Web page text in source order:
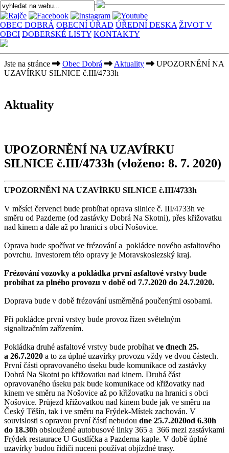
OBEC DOBRÁ OBECNÍ ÚŘAD ÚŘEDNÍ DESKA ŽIVOT V
OBCI DOBERSKÉ LISTY KONTAKTY
Jste na stránce Obec Dobrá Aktuality
UPOZORNĚNÍ NA
UZAVÍRKU SILNICE č.III/4733h
Aktuality
UPOZORNĚNÍ NA UZAVÍRKU
SILNICE č.III/4733h (vloženo: 8. 7. 2020)
UPOZORNĚNÍ NA UZAVÍRKU SILNICE č.III/4733h
V měsíci červenci bude probíhat oprava silnice č. III/4733h ve
směru od Pazderne (od zastávky Dobrá Na Skotni), přes křižovatku
nad kinem a dále až po hranici s obcí Nošovice.
Oprava bude spočívat ve frézování a pokládce nového asfaltového
povrchu. Investorem této opravy je Moravskoslezský kraj.
Frézování vozovky a pokládka první asfaltové vrstvy bude
probíhat za plného provozu v době od 7.7.2020 do 24.7.2020.
Doprava bude v době frézování usměrněná poučenými osobami.
Při pokládce první vrstvy bude provoz řízen světelným
signalizačním zařízením.
Pokládka druhé asfaltové vrstvy bude probíhat ve dnech 25.
a 26.7.2020 a to za úplné uzavírky provozu vždy ve dvou částech.
První části opravovaného úseku bude komunikace od zastávky
Dobrá Na Skotni po křižovatku nad kinem. Druhá část
opravovaného úseku pak bude komunikace od křižovatky nad
kinem ve směru na Nošovice až po křižovatku na hranici s obci
Nošovice. Průjezd křižovatkou nad kinem bude jak ve směru na
Český Těšín, tak i ve směru na Frýdek-Místek zachován. V
souvislosti s opravou první částí nebudou dne 25.7.2020od 6.30h
do 18.30h obsloužené autobusové linky 365 a 366 mezi zastávkami
Frýdek restaurace U Gustlíčka a Pazderna kaple. V době úplné
uzavírky budou řidiči nuceni používat objízdné trasy.